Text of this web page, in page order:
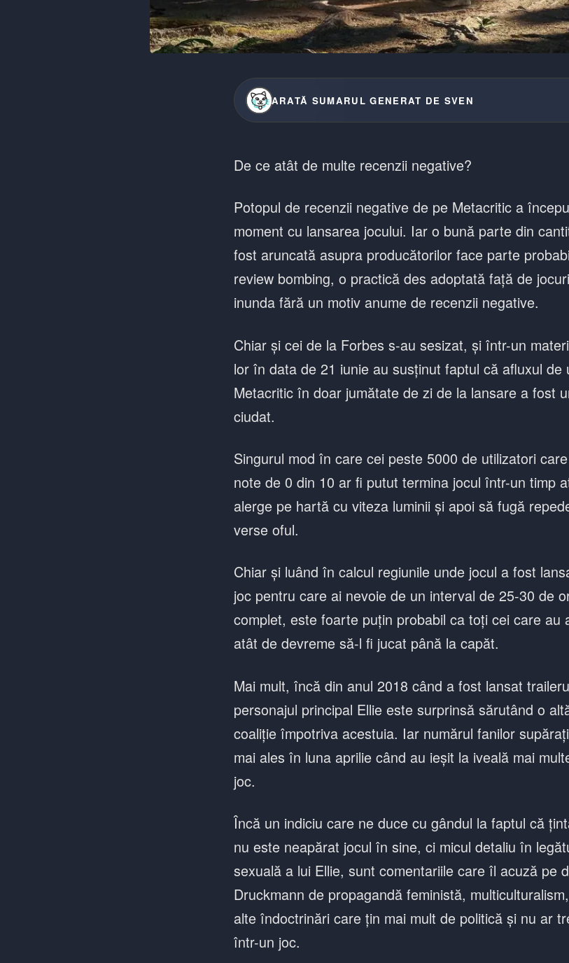
ARATĂ SUMARUL GENERAT DE SVEN
De ce atât de multe recenzii negative?
Potopul de recenzii negative de pe Metacritic a
moment cu lansarea jocului. Iar o bună parte din
fost aruncată asupra producătorilor face parte
review bombing, o practică des adoptată față de
inunda fără un motiv anume de recenzii negative.
Chiar și cei de la Forbes s-au sesizat, și într-un
lor în data de 21 iunie au susținut faptul că afluxul de
Metacritic în doar jumătate de zi de la lansare a fost
ciudat.
Singurul mod în care cei peste 5000 de utilizatori
note de 0 din 10 ar fi putut termina jocul într-un timp
alerge pe hartă cu viteza luminii și apoi să fugă
verse oful.
Chiar și luând în calcul regiunile unde jocul a fost
joc pentru care ai nevoie de un interval de 25-30 de
complet, este foarte puțin probabil ca toți cei care au
atât de devreme să-l fi jucat până la capăt.
Mai mult, încă din anul 2018 când a fost lansat
personajul principal Ellie este surprinsă sărutând o
coaliție împotriva acestuia. Iar numărul fanilor
mai ales în luna aprilie când au ieșit la iveală mai
joc.
Încă un indiciu care ne duce cu gândul la faptul că
nu este neapărat jocul în sine, ci micul detaliu în
sexuală a lui Ellie, sunt comentariile care îl acuză pe
Druckmann de propagandă feministă,
alte îndoctrinări care țin mai mult de politică și nu ar
într-un joc.